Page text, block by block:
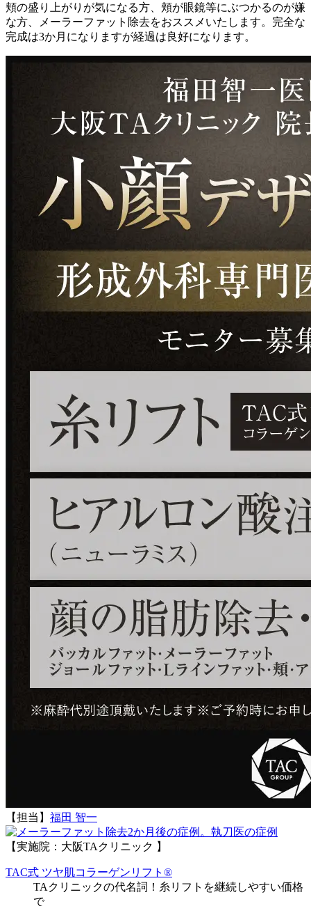
頬の盛り上がりが気になる方、頬が眼鏡等にぶつかるのが嫌
な方、メーラーファット除去をおススメいたします。完全な
完成は3か月になりますが経過は良好になります。
【担当】 福田 智一
執刀医の症例
【実施院：大阪TAクリニック 】
TAC式 ツヤ肌コラーゲンリフト®
TAクリニックの代名詞！糸リフトを継続しやすい価格
で